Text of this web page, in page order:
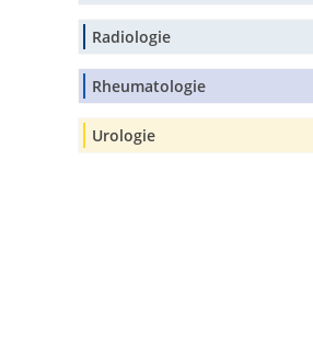
Radiologie
Rheumatologie
Urologie